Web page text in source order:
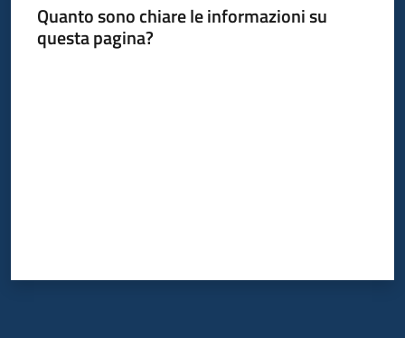
locali
Quanto sono chiare le informazioni su
questa pagina?